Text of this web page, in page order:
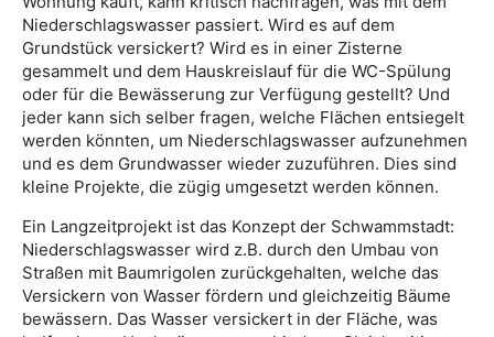
Niederschlagswasser passiert. Wird es auf dem
Grundstück versickert? Wird es in einer Zisterne
gesammelt und dem Hauskreislauf für die WC-Spülung
oder für die Bewässerung zur Verfügung gestellt? Und
jeder kann sich selber fragen, welche Flächen entsiegelt
werden könnten, um Niederschlagswasser aufzunehmen
und es dem Grundwasser wieder zuzuführen. Dies sind
kleine Projekte, die zügig umgesetzt werden können.
Ein Langzeitprojekt ist das Konzept der Schwammstadt:
Niederschlagswasser wird z.B. durch den Umbau von
Straßen mit Baumrigolen zurückgehalten, welche das
Versickern von Wasser fördern und gleichzeitig Bäume
bewässern. Das Wasser versickert in der Fläche, was